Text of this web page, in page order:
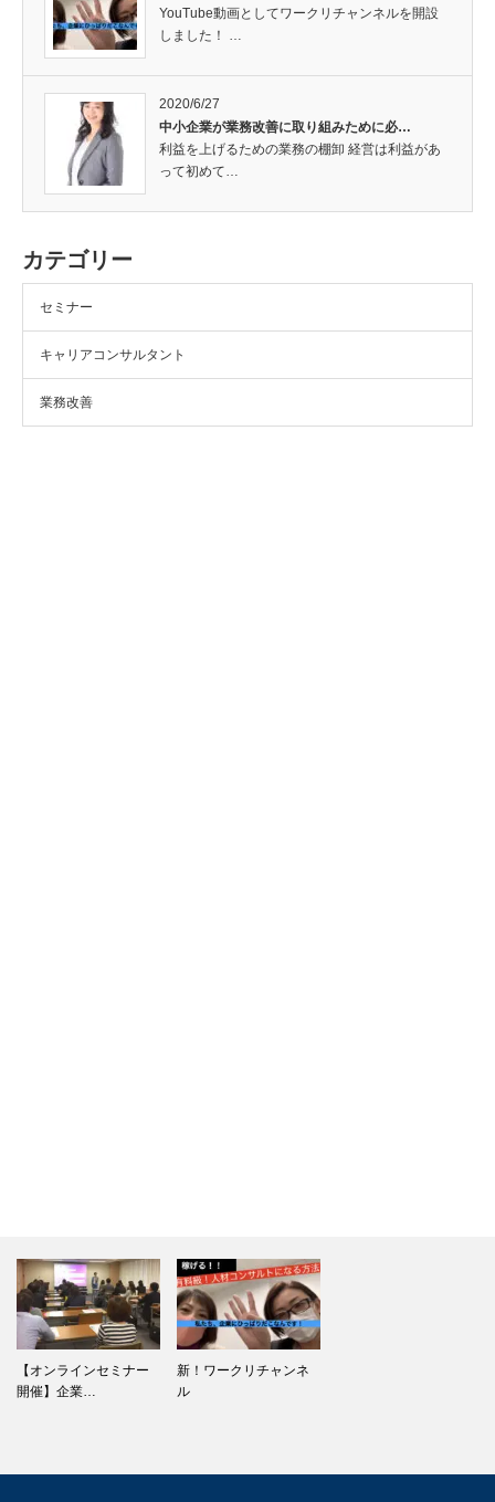
YouTube動画としてワークリチャンネルを開設
しました！ …
2020/6/27
中小企業が業務改善に取り組みために必…
利益を上げるための業務の棚卸 経営は利益があ
って初めて…
カテゴリー
セミナー
キャリアコンサルタント
業務改善
【オンラインセミナー
開催】企業…
新！ワークリチャンネ
ル